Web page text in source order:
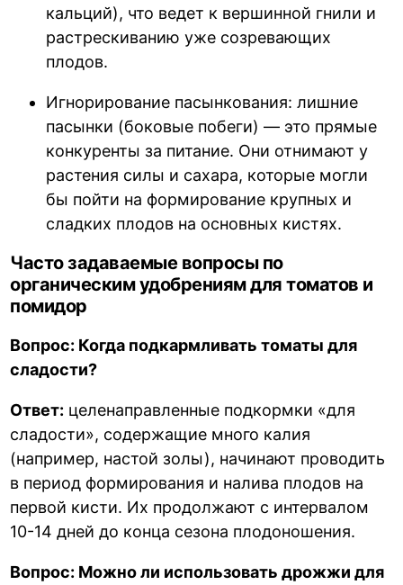
кальций), что ведет к вершинной гнили и
растрескиванию уже созревающих
плодов.
Игнорирование пасынкования: лишние
пасынки (боковые побеги) — это прямые
конкуренты за питание. Они отнимают у
растения силы и сахара, которые могли
бы пойти на формирование крупных и
сладких плодов на основных кистях.
Часто задаваемые вопросы по
органическим удобрениям для томатов и
помидор
Вопрос: Когда подкармливать томаты для
сладости?
Ответ: целенаправленные подкормки «для
сладости», содержащие много калия
(например, настой золы), начинают проводить
в период формирования и налива плодов на
первой кисти. Их продолжают с интервалом
10-14 дней до конца сезона плодоношения.
Вопрос: Можно ли использовать дрожжи для